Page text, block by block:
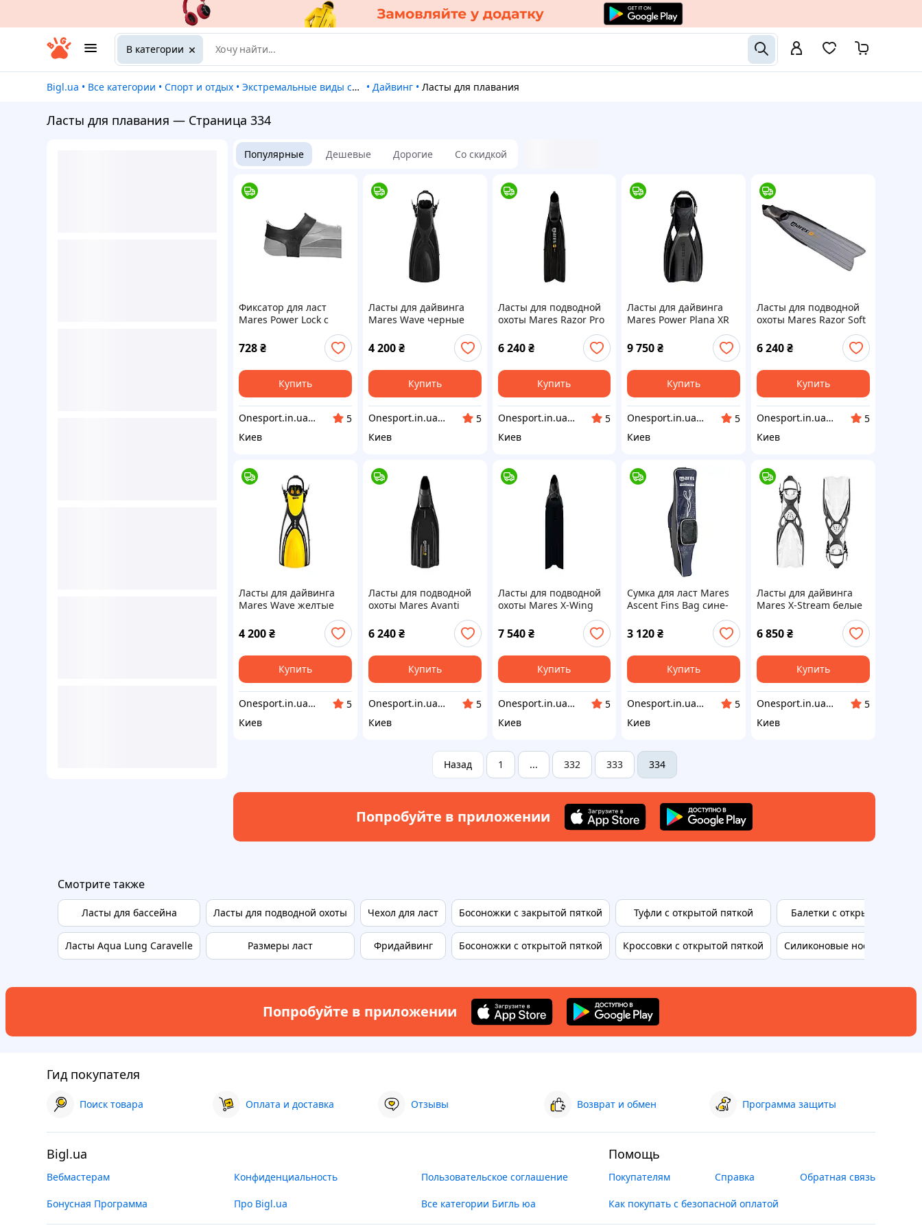
В категории
Bigl.ua • Все категории • Спорт и отдых • Экстремальные виды спорта • Дайвинг • Ласты для плавания
Ласты для плавания — Страница 334
Популярные Дешевые Дорогие Со скидкой
Фиксатор для ласт
Mares Power Lock с
728₴
Купить
Onesport.in.ua интернет-магазин спортивных товаров
5
Киев
Ласты для дайвинга
Mares Wave черные
4 200₴
Купить
Onesport.in.ua интернет-магазин спортивных товаров
5
Киев
Ласты для подводной
охоты Mares Razor Pro
6 240 ₴
Купить
Onesport.in.ua интернет-магазин спортивных товаров
5
Киев
Ласты для дайвинга
Mares Power Plana XR
9 750₴
Купить
Onesport.in.ua интернет-магазин спортивных товаров
5
Киев
Ласты для подводной
охоты Mares Razor Soft
6 240₴
Купить
Onesport.in.ua интернет-магазин спортивных товаров
5
Киев
Ласты для дайвинга
Mares Wave желтые
4 200₴
Купить
Onesport.in.ua интернет-магазин спортивных товаров
5
Киев
Ласты для подводной
охоты Mares Avanti
6 240₴
Купить
Onesport.in.ua интернет-магазин спортивных товаров
5
Киев
Ласты для подводной
охоты Mares X-Wing
7 540 ₴
Купить
Onesport.in.ua интернет-магазин спортивных товаров
5
Киев
Сумка для ласт Mares
Ascent Fins Bag сине-
3 120₴
Купить
Onesport.in.ua интернет-магазин спортивных товаров
5
Киев
Ласты для дайвинга
Mares X-Stream белые
6 850₴
Купить
Onesport.in.ua интернет-магазин спортивных товаров
5
Киев
Назад 1 ... 332 333 334
Попробуйте в приложении
Смотрите также
Ласты для бассейна
Ласты Aqua Lung Caravelle
Ласты для подводной охоты
Размеры ласт
Чехол для ласт
Фридайвинг
Босоножки с закрытой пяткой
Босоножки с открытой пяткой
Туфли с открытой пяткой
Кроссовки с открытой пяткой
Балетки с открытой пяткой
Силиконовые носки для
Попробуйте в приложении
Гид покупателя
Поиск товара Оплата и доставка Отзывы Возврат и обмен Программа защиты
Bigl.ua
Вебмастерам Конфиденциальность Пользовательское соглашение
Бонусная Программа Про Bigl.ua Все категории Бигль юа
Помощь
Покупателям Справка Обратная связь
Как покупать с безопасной оплатой